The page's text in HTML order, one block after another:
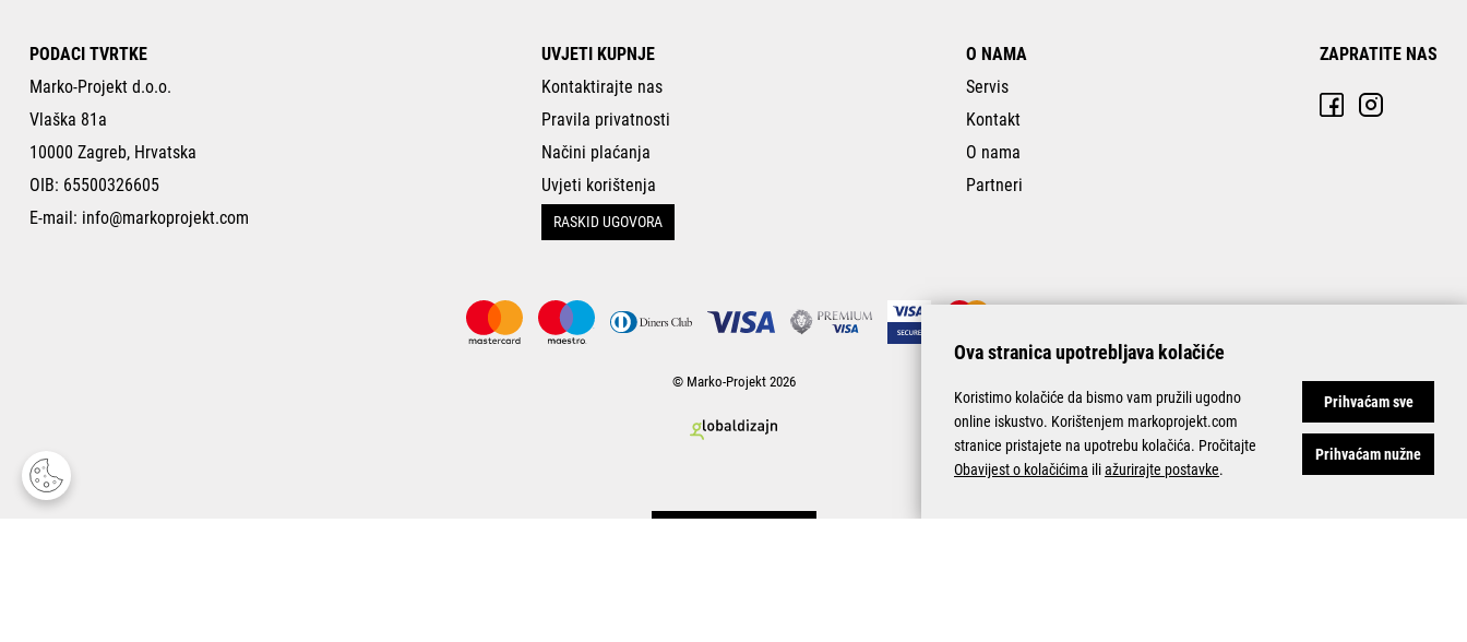
PODACI TVRTKE
Marko-Projekt d.o.o.
Vlaška 81a
10000 Zagreb, Hrvatska
OIB: 65500326605
E-mail: info@markoprojekt.com
UVJETI KUPNJE
Kontaktirajte nas
Pravila privatnosti
Načini plaćanja
Uvjeti korištenja
RASKID UGOVORA
O NAMA
Servis
Kontakt
O nama
Partneri
ZAPRATITE NAS
© Marko-Projekt 2026
Ova stranica upotrebljava kolačiće
Koristimo kolačiće da bismo vam pružili ugodno
online iskustvo. Korištenjem markoprojekt.com
stranice pristajete na upotrebu kolačića. Pročitajte
Obavijest o kolačićima iliažurirajte postavke.
Prihvaćam sve
Prihvaćam nužne